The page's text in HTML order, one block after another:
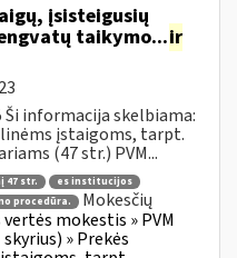
įsisteigusių
taikymo...ir
informacija skelbiama:
įstaigoms, tarpt.
(47 str.) PVM...
47 str.
es institucijos
procedūra.
Mokesčių
mokestis » PVM
» Prekės